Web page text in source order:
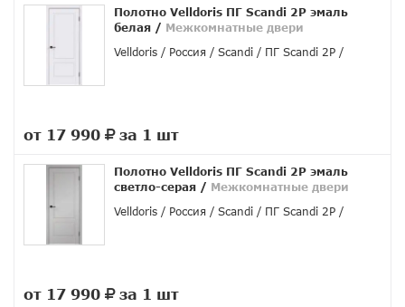
Полотно Velldoris ПГ Scandi 2P эмаль
белая / Межкомнатные двери
Velldoris
Россия Scandi ПГ Scandi 2P
от 17 990
за 1 шт
Полотно Velldoris ПГ Scandi 2P эмаль
светло-серая / Межкомнатные двери
Velldoris
Россия Scandi ПГ Scandi 2P
от 17 990
за 1 шт